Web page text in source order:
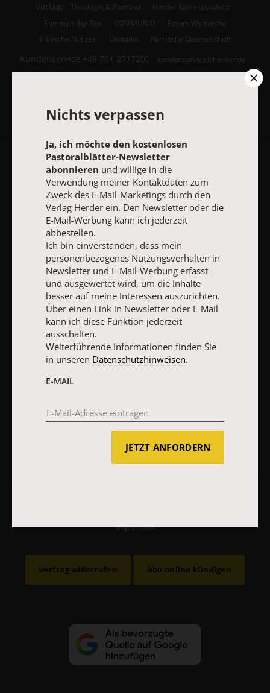
Verlag: Theologie & Pastoral
Herder Korrespondenz
Stimmen der Zeit
COMMUNIO
Forum Weltkirche
Biblische Notizen
Diakonia Römische Quartalschrift
Kundenservice +49 761 2717200
kundenservice@herder.de
Abo online kündigen
Pastoralblätter-Newsletter
Ja, ich möchte den kostenlosen Pastoralblätter-Newsletter
abonnierenund willige in die Verwendung meiner Kontaktdaten
zum Zweck des E-Mail-Marketings durch den Verlag Herder ein.
Den Newsletter oder die E-Mail-Werbung kann ich jederzeit
abbestellen.
Ich bin einverstanden, dass mein personenbezogenes
Nutzungsverhalten in Newsletter und E-Mail-Werbung erfasst
und ausgewertet wird, um die Inhalte besser auf meine
Interessen auszurichten. Über einen Link in Newsletter oder E-
Mail kann ich diese Funktion jederzeit ausschalten.
Weiterführende Informationen finden Sie in unseren
Datenschutzhinweisen.
Impressum
Vertrag widerrufen Abo online kündigen
Nichts verpassen
Ja, ich möchte den kostenlosen
Pastoralblätter-Newsletter
abonnieren und willige in die
Verwendung meiner Kontaktdaten zum
Zweck des E-Mail-Marketings durch den
Verlag Herder ein. Den Newsletter oder die
E-Mail-Werbung kann ich jederzeit
abbestellen.
Ich bin einverstanden, dass mein
personenbezogenes Nutzungsverhalten in
Newsletter und E-Mail-Werbung erfasst
und ausgewertet wird, um die Inhalte
besser auf meine Interessen auszurichten.
Über einen Link in Newsletter oder E-Mail
kann ich diese Funktion jederzeit
ausschalten.
Weiterführende Informationen finden Sie
in unseren Datenschutzhinweisen.
E-MAIL
JETZT ANFORDERN